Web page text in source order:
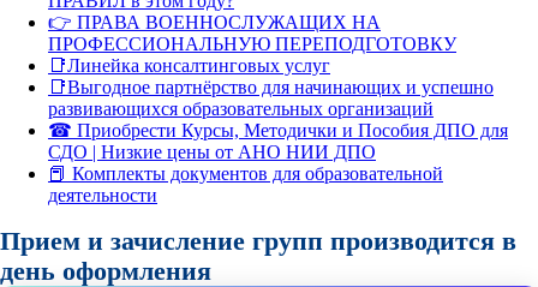
👉 ПРАВА ВОЕННОСЛУЖАЩИХ НА
ПРОФЕССИОНАЛЬНУЮ ПЕРЕПОДГОТОВКУ
📑Линейка консалтинговых услуг
📑Выгодное партнёрство для начинающих и успешно
развивающихся образовательных организаций
☎ Приобрести Курсы, Методички и Пособия ДПО для
СДО | Низкие цены от АНО НИИ ДПО
📕 Комплекты документов для образовательной
деятельности
Прием и зачисление групп производится в
день оформления